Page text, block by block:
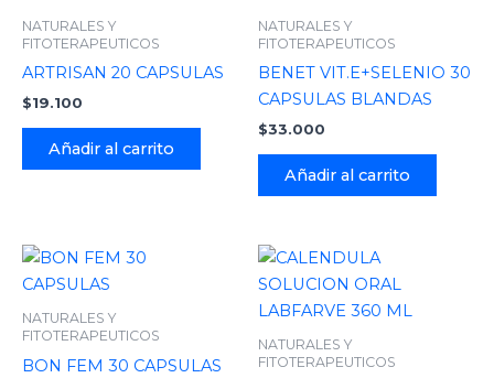
NATURALES Y
FITOTERAPEUTICOS
ARTRISAN 20 CAPSULAS
$19.100
Añadir al carrito
NATURALES Y
FITOTERAPEUTICOS
BENET VIT.E+SELENIO 30
CAPSULAS BLANDAS
$33.000
Añadir al carrito
NATURALES Y
FITOTERAPEUTICOS
BON FEM 30 CAPSULAS
NATURALES Y
FITOTERAPEUTICOS